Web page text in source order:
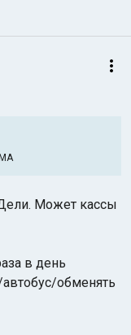
Может кассы
в день
обменять